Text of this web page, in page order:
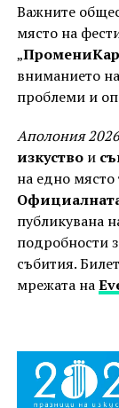
Важните
място на
„
вниманието
проблеми и
Аполония 2026
изкуствои
на едно
публикувана
подробности
събития.
мрежата на